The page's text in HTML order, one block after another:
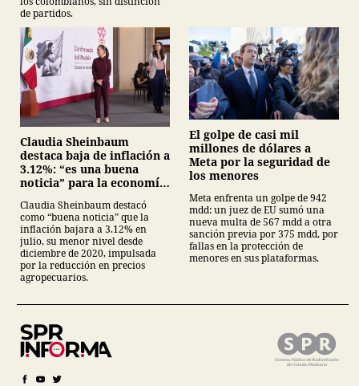
de partidos.
Claudia Sheinbaum
destaca baja de inflación a
3.12%: “es una buena
noticia” para la economía
Claudia Sheinbaum destacó
como “buena noticia” que la
inflación bajara a 3.12% en
julio, su menor nivel desde
diciembre de 2020, impulsada
por la reducción en precios
agropecuarios.
El golpe de casi mil
millones de dólares a
Meta por la seguridad de
los menores
Meta enfrenta un golpe de 942
mdd: un juez de EU sumó una
nueva multa de 567 mdd a otra
sanción previa por 375 mdd, por
fallas en la protección de
menores en sus plataformas.